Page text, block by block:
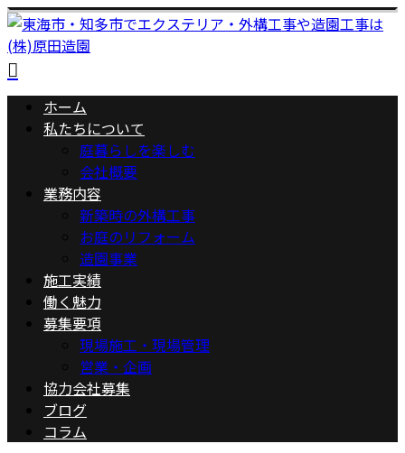
ホーム
私たちについて
庭暮らしを楽しむ
会社概要
業務内容
新築時の外構工事
お庭のリフォーム
造園事業
施工実績
働く魅力
募集要項
現場施工・現場管理
営業・企画
協力会社募集
ブログ
コラム